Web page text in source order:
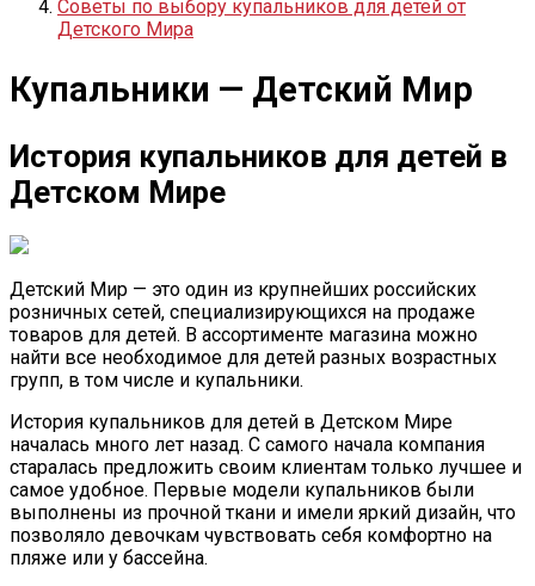
Советы по выбору купальников для детей от
Детского Мира
Купальники — Детский Мир
История купальников для детей в
Детском Мире
Детский Мир — это один из крупнейших российских
розничных сетей, специализирующихся на продаже
товаров для детей. В ассортименте магазина можно
найти все необходимое для детей разных возрастных
групп, в том числе и купальники.
История купальников для детей в Детском Мире
началась много лет назад. С самого начала компания
старалась предложить своим клиентам только лучшее и
самое удобное. Первые модели купальников были
выполнены из прочной ткани и имели яркий дизайн, что
позволяло девочкам чувствовать себя комфортно на
пляже или у бассейна.